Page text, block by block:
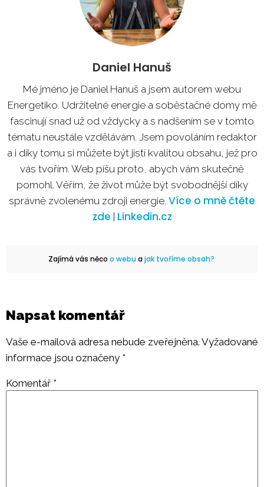
Daniel Hanuš
Mé jméno je Daniel Hanuš a jsem autorem webu
Energetiko. Udržitelné energie a soběstačné domy mě
fascinují snad už od vždycky a s nadšením se v tomto
tématu neustále vzdělávám. Jsem povoláním redaktor
a i díky tomu si můžete být jistí kvalitou obsahu, jež pro
vás tvořím. Web píšu proto, abych vám skutečně
pomohl. Věřím, že život může být svobodnější díky
správně zvolenému zdroji energie. Více o mně čtěte
zde Linkedin.cz
Zajímá vás něco o webuajak tvoříme obsah?
Napsat komentář
Vaše e-mailová adresa nebude zveřejněna. Vyžadované
informace jsou označeny *
Komentář *